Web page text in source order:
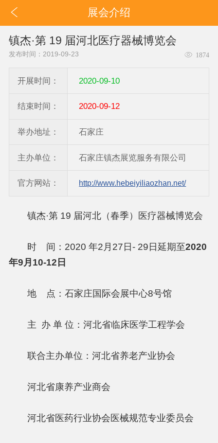
展会介绍
镇杰·第 19 届河北医疗器械博览会
发布时间：2019-09-23 1874
开展时间： 2020-09-10
结束时间： 2020-09-12
举办地址： 石家庄
主办单位： 石家庄镇杰展览服务有限公司
官方网站： http://www.hebeiyiliaozhan.net/
镇杰·第 19 届河北（春季）医疗器械博览会
时 间：2020 年2月27日- 29日延期至2020
年9月10-12日
地 点：石家庄国际会展中心8号馆
主 办 单 位：河北省临床医学工程学会
联合主办单位：河北省养老产业协会
河北省康养产业商会
河北省医药行业协会医械规范专业委员会